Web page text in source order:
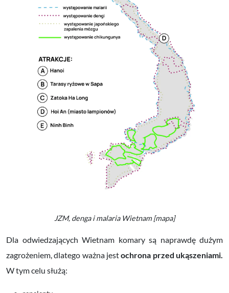
JZM, denga i malaria Wietnam [mapa]
Dla odwiedzających Wietnam komary są naprawdę dużym
zagrożeniem, dlatego ważna jestochrona przed ukąszeniami.
W tym celu służą: